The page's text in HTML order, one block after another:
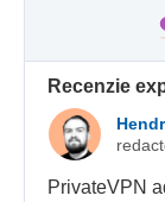
Recenzie
PrivateVPN